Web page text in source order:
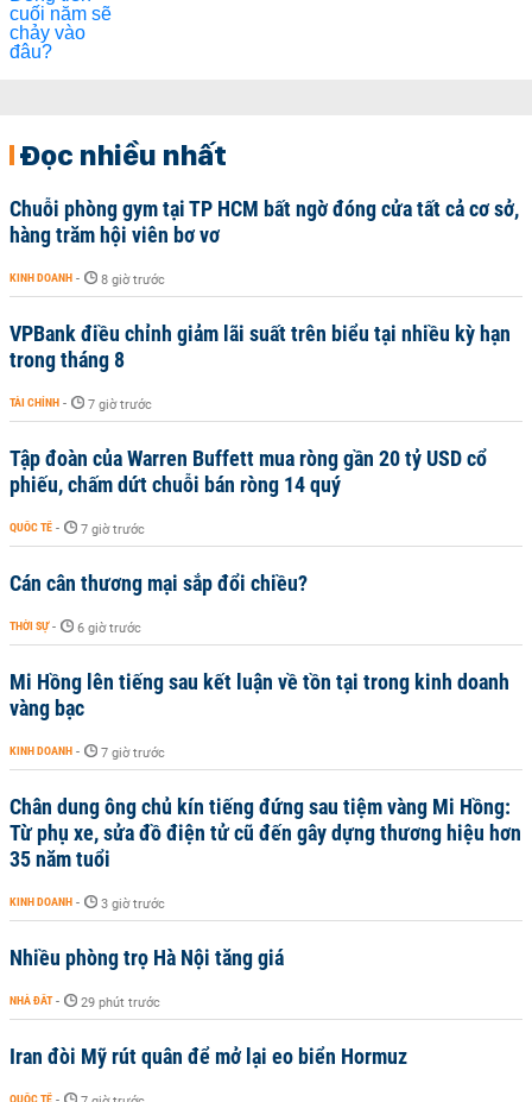
Đọc nhiều nhất
Chuỗi phòng gym tại TP HCM bất ngờ đóng cửa tất cả cơ sở,
hàng trăm hội viên bơ vơ
KINH DOANH - 8 giờ trước
VPBank điều chỉnh giảm lãi suất trên biểu tại nhiều kỳ hạn
trong tháng 8
TÀI CHÍNH - 7 giờ trước
Tập đoàn của Warren Buffett mua ròng gần 20 tỷ USD cổ
phiếu, chấm dứt chuỗi bán ròng 14 quý
QUỐC TẾ - 7 giờ trước
Cán cân thương mại sắp đổi chiều?
THỜI SỰ - 6 giờ trước
Mi Hồng lên tiếng sau kết luận về tồn tại trong kinh doanh
vàng bạc
KINH DOANH - 7 giờ trước
Chân dung ông chủ kín tiếng đứng sau tiệm vàng Mi Hồng:
Từ phụ xe, sửa đồ điện tử cũ đến gây dựng thương hiệu hơn
35 năm tuổi
KINH DOANH - 3 giờ trước
Nhiều phòng trọ Hà Nội tăng giá
NHÀ ĐẤT - 29 phút trước
Iran đòi Mỹ rút quân để mở lại eo biển Hormuz
QUỐC TẾ